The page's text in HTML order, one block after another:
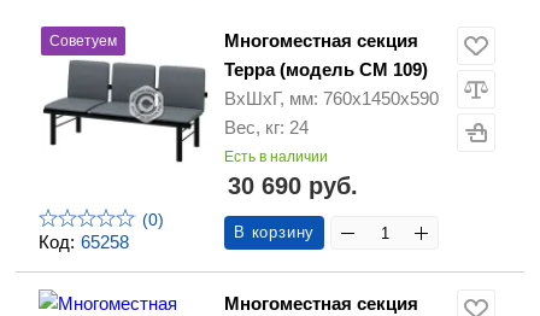
Код: 65258
Советуем
(0)
Многоместная секция
Терра (модель СМ 109)
ВхШхГ, мм: 760х1450х590
Вес, кг: 24
Есть в наличии
30 690 руб.
В корзину
Многоместная секция